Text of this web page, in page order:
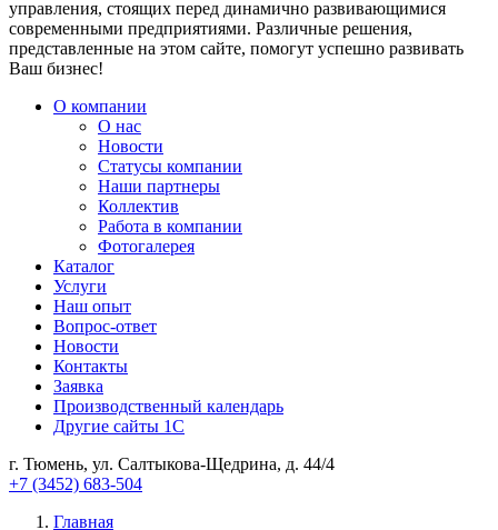
управления, стоящих перед динамично развивающимися
современными предприятиями. Различные решения,
представленные на этом сайте, помогут успешно развивать
Ваш бизнес!
О компании
О нас
Новости
Cтатусы компании
Наши партнеры
Коллектив
Работа в компании
Фотогалерея
Каталог
Услуги
Наш опыт
Вопрос-ответ
Новости
Контакты
Заявка
Производственный календарь
Другие сайты 1С
г. Тюмень, ул. Салтыкова-Щедрина, д. 44/4
+7 (3452) 683-504
Главная